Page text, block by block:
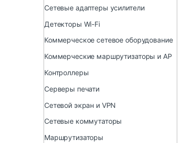
Сетевые адаптеры усилители
Детекторы Wi-Fi
Коммерческое сетевое оборудование
Коммерческие маршрутизаторы и AP
Контроллеры
Серверы печати
Сетевой экран и VPN
Сетевые коммутаторы
Маршрутизаторы